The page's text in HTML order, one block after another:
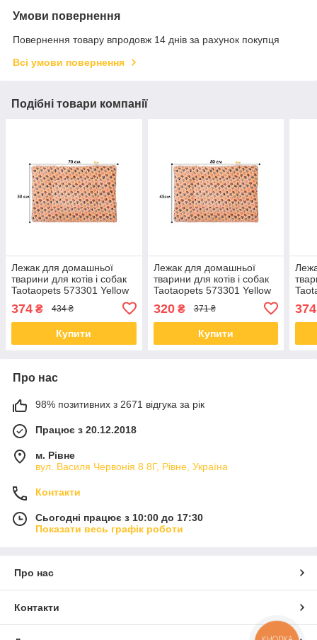
Умови повернення
Повернення товару впродовж 14 днів за рахунок покупця
Всі умови повернення
Подібні товари компанії
Лежак для домашньої
тварини для котів і собак
Taotaopets 573301 Yellow
374 ₴ 434 ₴
Купити
Лежак для домашньої
тварини для котів і собак
Taotaopets 573301 Yellow
320₴ 371 ₴
Купити
374
Про нас
98% позитивних з 2671 відгука за рік
Працює з 20.12.2018
м. Рівне
вул. Василя Червонія 8 8Г, Рівне, Україна
Контакти
Сьогодні працює з 10:00 до 17:30
Показати весь графік роботи
Про нас
Контакти